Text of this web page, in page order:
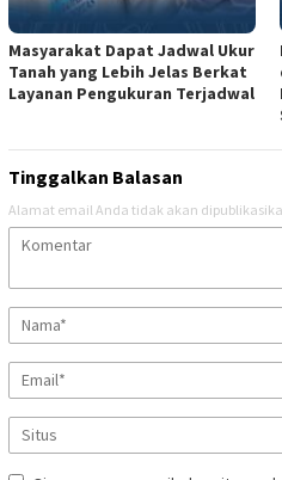
Masyarakat Dapat Jadwal Ukur
Tanah yang Lebih Jelas Berkat
Layanan Pengukuran Terjadwal
Tinggalkan Balasan
Alamat email Anda tidak akan